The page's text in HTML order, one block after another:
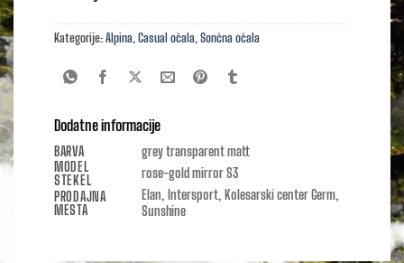
Kategorije:Alpina Casual očala Sončna očala
Dodatne informacije
BARVA
grey transparent matt
MODEL
STEKEL
rose-gold mirror S3
PRODAJNA
MESTA
Elan, Intersport, Kolesarski center Germ,
Sunshine